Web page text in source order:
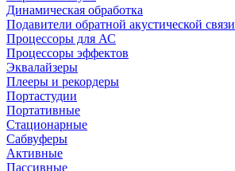
Динамическая обработка
Подавители обратной акустической связи
Процессоры для АС
Процессоры эффектов
Эквалайзеры
Плееры и рекордеры
Портастудии
Портативные
Стационарные
Сабвуферы
Активные
Пассивные